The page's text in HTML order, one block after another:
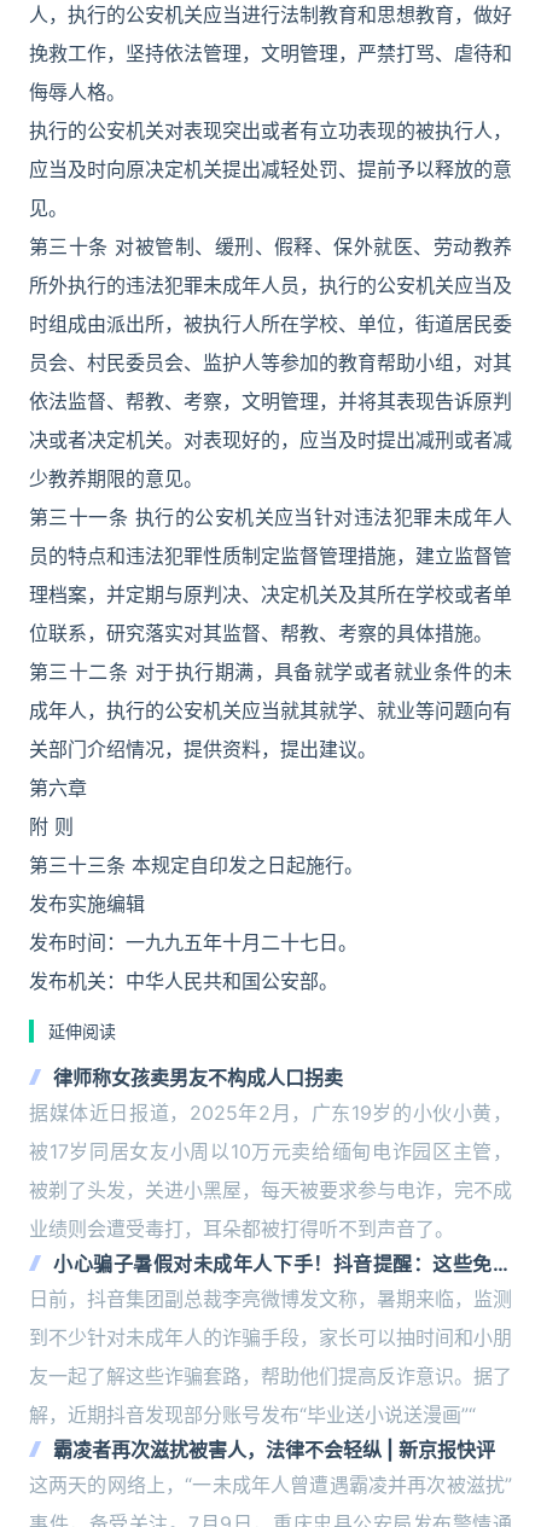
人，执行的公安机关应当进行法制教育和思想教育，做好
挽救工作，坚持依法管理，文明管理，严禁打骂、虐待和
侮辱人格。
执行的公安机关对表现突出或者有立功表现的被执行人，
应当及时向原决定机关提出减轻处罚、提前予以释放的意
见。
第三十条 对被管制、缓刑、假释、保外就医、劳动教养
所外执行的违法犯罪未成年人员，执行的公安机关应当及
时组成由派出所，被执行人所在学校、单位，街道居民委
员会、村民委员会、监护人等参加的教育帮助小组，对其
依法监督、帮教、考察，文明管理，并将其表现告诉原判
决或者决定机关。对表现好的，应当及时提出减刑或者减
少教养期限的意见。
第三十一条 执行的公安机关应当针对违法犯罪未成年人
员的特点和违法犯罪性质制定监督管理措施，建立监督管
理档案，并定期与原判决、决定机关及其所在学校或者单
位联系，研究落实对其监督、帮教、考察的具体措施。
第三十二条 对于执行期满，具备就学或者就业条件的未
成年人，执行的公安机关应当就其就学、就业等问题向有
关部门介绍情况，提供资料，提出建议。
第六章
附 则
第三十三条 本规定自印发之日起施行。
发布实施编辑
发布时间：一九九五年十月二十七日。
发布机关：中华人民共和国公安部。
延伸阅读
律师称女孩卖男友不构成人口拐卖
据媒体近日报道，2025年2月，广东19岁的小伙小黄，
被17岁同居女友小周以10万元卖给缅甸电诈园区主管，
被剃了头发，关进小黑屋，每天被要求参与电诈，完不成
业绩则会遭受毒打，耳朵都被打得听不到声音了。
小心骗子暑假对未成年人下手！抖音提醒：这些免费
送是诈骗
日前，抖音集团副总裁李亮微博发文称，暑期来临，监测
到不少针对未成年人的诈骗手段，家长可以抽时间和小朋
友一起了解这些诈骗套路，帮助他们提高反诈意识。据了
解，近期抖音发现部分账号发布“毕业送小说送漫画”“
霸凌者再次滋扰被害人，法律不会轻纵 | 新京报快评
这两天的网络上，“一未成年人曾遭遇霸凌并再次被滋扰”